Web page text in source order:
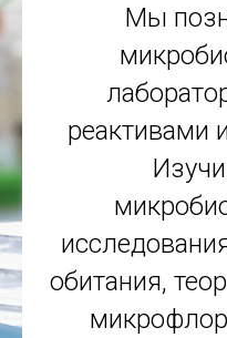
Мы
реактивами
обитания,